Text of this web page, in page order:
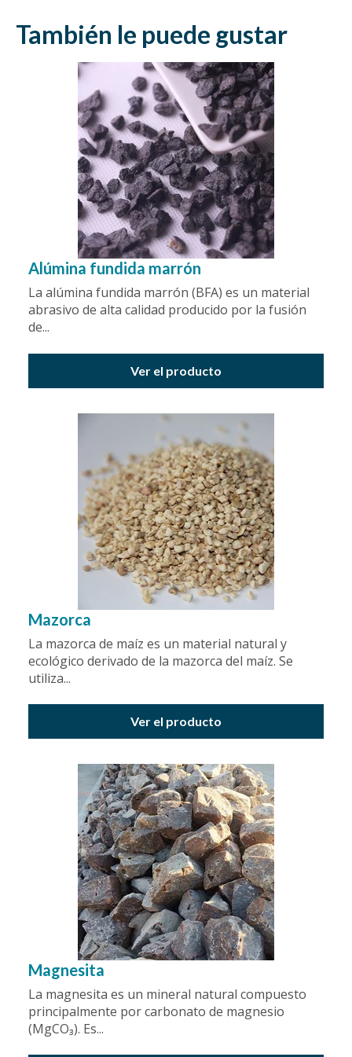
También le puede gustar
Alúmina fundida marrón
La alúmina fundida marrón (BFA) es un material
abrasivo de alta calidad producido por la fusión
de...
Ver el producto
Mazorca
La mazorca de maíz es un material natural y
ecológico derivado de la mazorca del maíz. Se
utiliza...
Ver el producto
Magnesita
La magnesita es un mineral natural compuesto
principalmente por carbonato de magnesio
(MgCO₃). Es...